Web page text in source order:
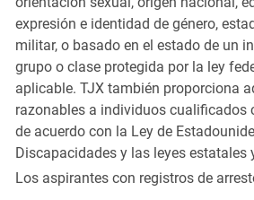
expresión e identidad de género,
militar, o basado en el estado de un
grupo o clase protegida por la ley
aplicable. TJX también proporciona
razonables a individuos cualificados
de acuerdo con la Ley de
Discapacidades y las leyes estatales
Los aspirantes con registros de